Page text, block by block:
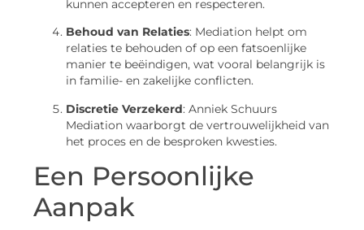
kunnen accepteren en respecteren.
Behoud van Relaties: Mediation helpt om
relaties te behouden of op een fatsoenlijke
manier te beëindigen, wat vooral belangrijk is
in familie- en zakelijke conflicten.
Discretie Verzekerd: Anniek Schuurs
Mediation waarborgt de vertrouwelijkheid van
het proces en de besproken kwesties.
Een Persoonlijke
Aanpak